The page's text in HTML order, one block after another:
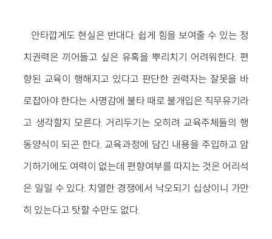
안타깝게도 현실은 반대다. 쉽게 힘을 보여줄 수 있는 정
치권력은 끼어들고 싶은 유혹을 뿌리치기 어려워한다. 편
향된 교육이 행해지고 있다고 판단한 권력자는 잘못을 바
로잡아야 한다는 사명감에 불타 때로 불개입은 직무유기라
고 생각할지 모른다. 거리두기는 오히려 교육주체들의 행
동양식이 되곤 한다. 교육과정에 담긴 내용을 주입하고 암
기하기에도 여력이 없는데 편향여부를 따지는 것은 어리석
은 일일 수 있다. 치열한 경쟁에서 낙오되기 십상이니 가만
히 있는다고 탓할 수만도 없다.